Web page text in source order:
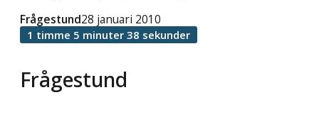
Frågestund
Frågestund28 januari 2010
1 timme 5 minuter 38 sekunder